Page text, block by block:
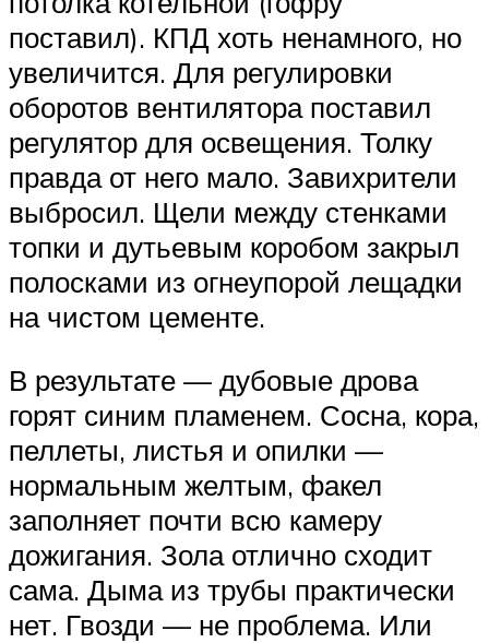
поставил). КПД хоть ненамного, но
увеличится. Для регулировки
оборотов вентилятора поставил
регулятор для освещения. Толку
правда от него мало. Завихрители
выбросил. Щели между стенками
топки и дутьевым коробом закрыл
полосками из огнеупорой лещадки
на чистом цементе.
В результате — дубовые дрова
горят синим пламенем. Сосна, кора,
пеллеты, листья и опилки —
нормальным желтым, факел
заполняет почти всю камеру
дожигания. Зола отлично сходит
сама. Дыма из трубы практически
нет. Гвозди — не проблема. Или